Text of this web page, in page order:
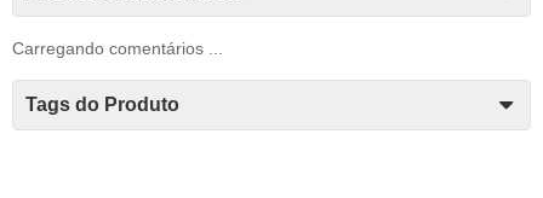
Carregando comentários ...
Tags do Produto